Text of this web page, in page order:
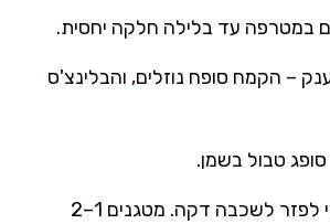
במטרפה עד בלילה חלקה יחסית.
ענק – הקמח סופח נוזלים, והבלינצ'ס
טבול בשמן.
יוצקים מצקת קטנה (כ-1/4 כוס) ומסובבים את המחבת כדי לפזר לשכבה דקה. מטגנים 1–2